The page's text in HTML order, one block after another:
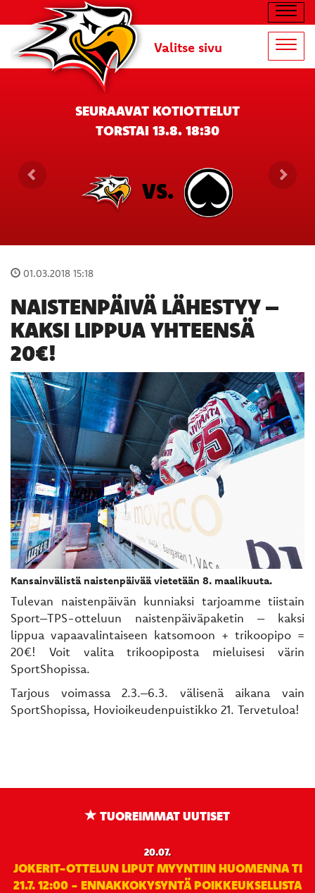
Valitse sivu
SEURAAVAT KOTIOTTELUT
TORSTAI 13.8. 18:30
VS.
01.03.2018 15:18
NAISTENPÄIVÄ LÄHESTYY –
KAKSI LIPPUA YHTEENSÄ
20€!
Kansainvälistä naistenpäivää vietetään 8. maalikuuta.
Tulevan naistenpäivän kunniaksi tarjoamme tiistain
Sport–TPS-otteluun naistenpäiväpaketin – kaksi
lippua vapaavalintaiseen katsomoon + trikoopipo =
20€! Voit valita trikoopiposta mieluisesi värin
SportShopissa.
Tarjous voimassa 2.3.–6.3. välisenä aikana vain
SportShopissa, Hovioikeudenpuistikko 21. Tervetuloa!
TUOREIMMAT UUTISET
20.07.
JOKERIT-OTTELUN LIPUT MYYNTIIN HUOMENNA TI
21.7. 12:00 - ENNAKKOKYSYNTÄ POIKKEUKSELLISTA